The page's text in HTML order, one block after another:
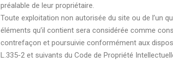
préalable de leur propriétaire.
Toute exploitation non autorisée du site ou de l’un
éléments qu’il contient sera considérée comme
contrefaçon et poursuivie conformément aux
L.335-2 et suivants du Code de Propriété